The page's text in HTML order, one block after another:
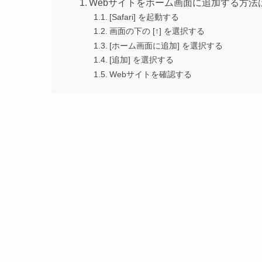
Webサイトをホーム画面に追加する方法
[Safari] を起動する
画面の下の [↑] を選択する
[ホーム画面に追加] を選択する
[追加] を選択する
Webサイトを確認する